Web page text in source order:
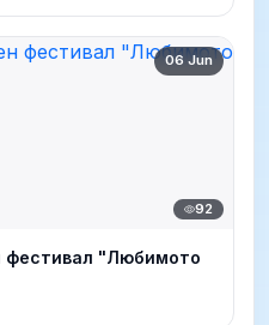
06 Jun
92
фестивал "Любимото